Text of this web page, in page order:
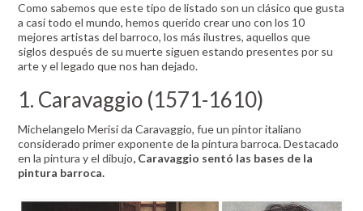
Como sabemos que este tipo de listado son un clásico que gusta
a casi todo el mundo, hemos querido crear uno con los 10
mejores artistas del barroco, los más ilustres, aquellos que
siglos después de su muerte siguen estando presentes por su
arte y el legado que nos han dejado.
1. Caravaggio (1571-1610)
Michelangelo Merisi da Caravaggio, fue un pintor italiano
considerado primer exponente de la pintura barroca. Destacado
en la pintura y el dibujo, Caravaggio sentó las bases de la
pintura barroca.